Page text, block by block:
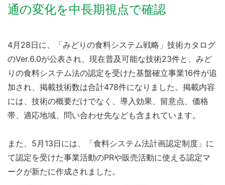
通の変化を中長期視点で確認
4月28日に、「みどりの食料システム戦略 」技術カタログ
のVer.6.0が公表され、現在普及可能な技術23件と、みど
りの食料システム法の認定を受けた基盤確立事業16件が追
加され、掲載技術数は合計478件になりました。掲載内容
には、技術の概要だけでなく、導入効果、留意点、価格
帯、適応地域、問い合わせ先なども含まれています。
また、5月13日には、「食料システム法計画認定制度」に
て認定を受けた事業活動のPRや販売活動に使える認定マ
ークが新たに作成されました。